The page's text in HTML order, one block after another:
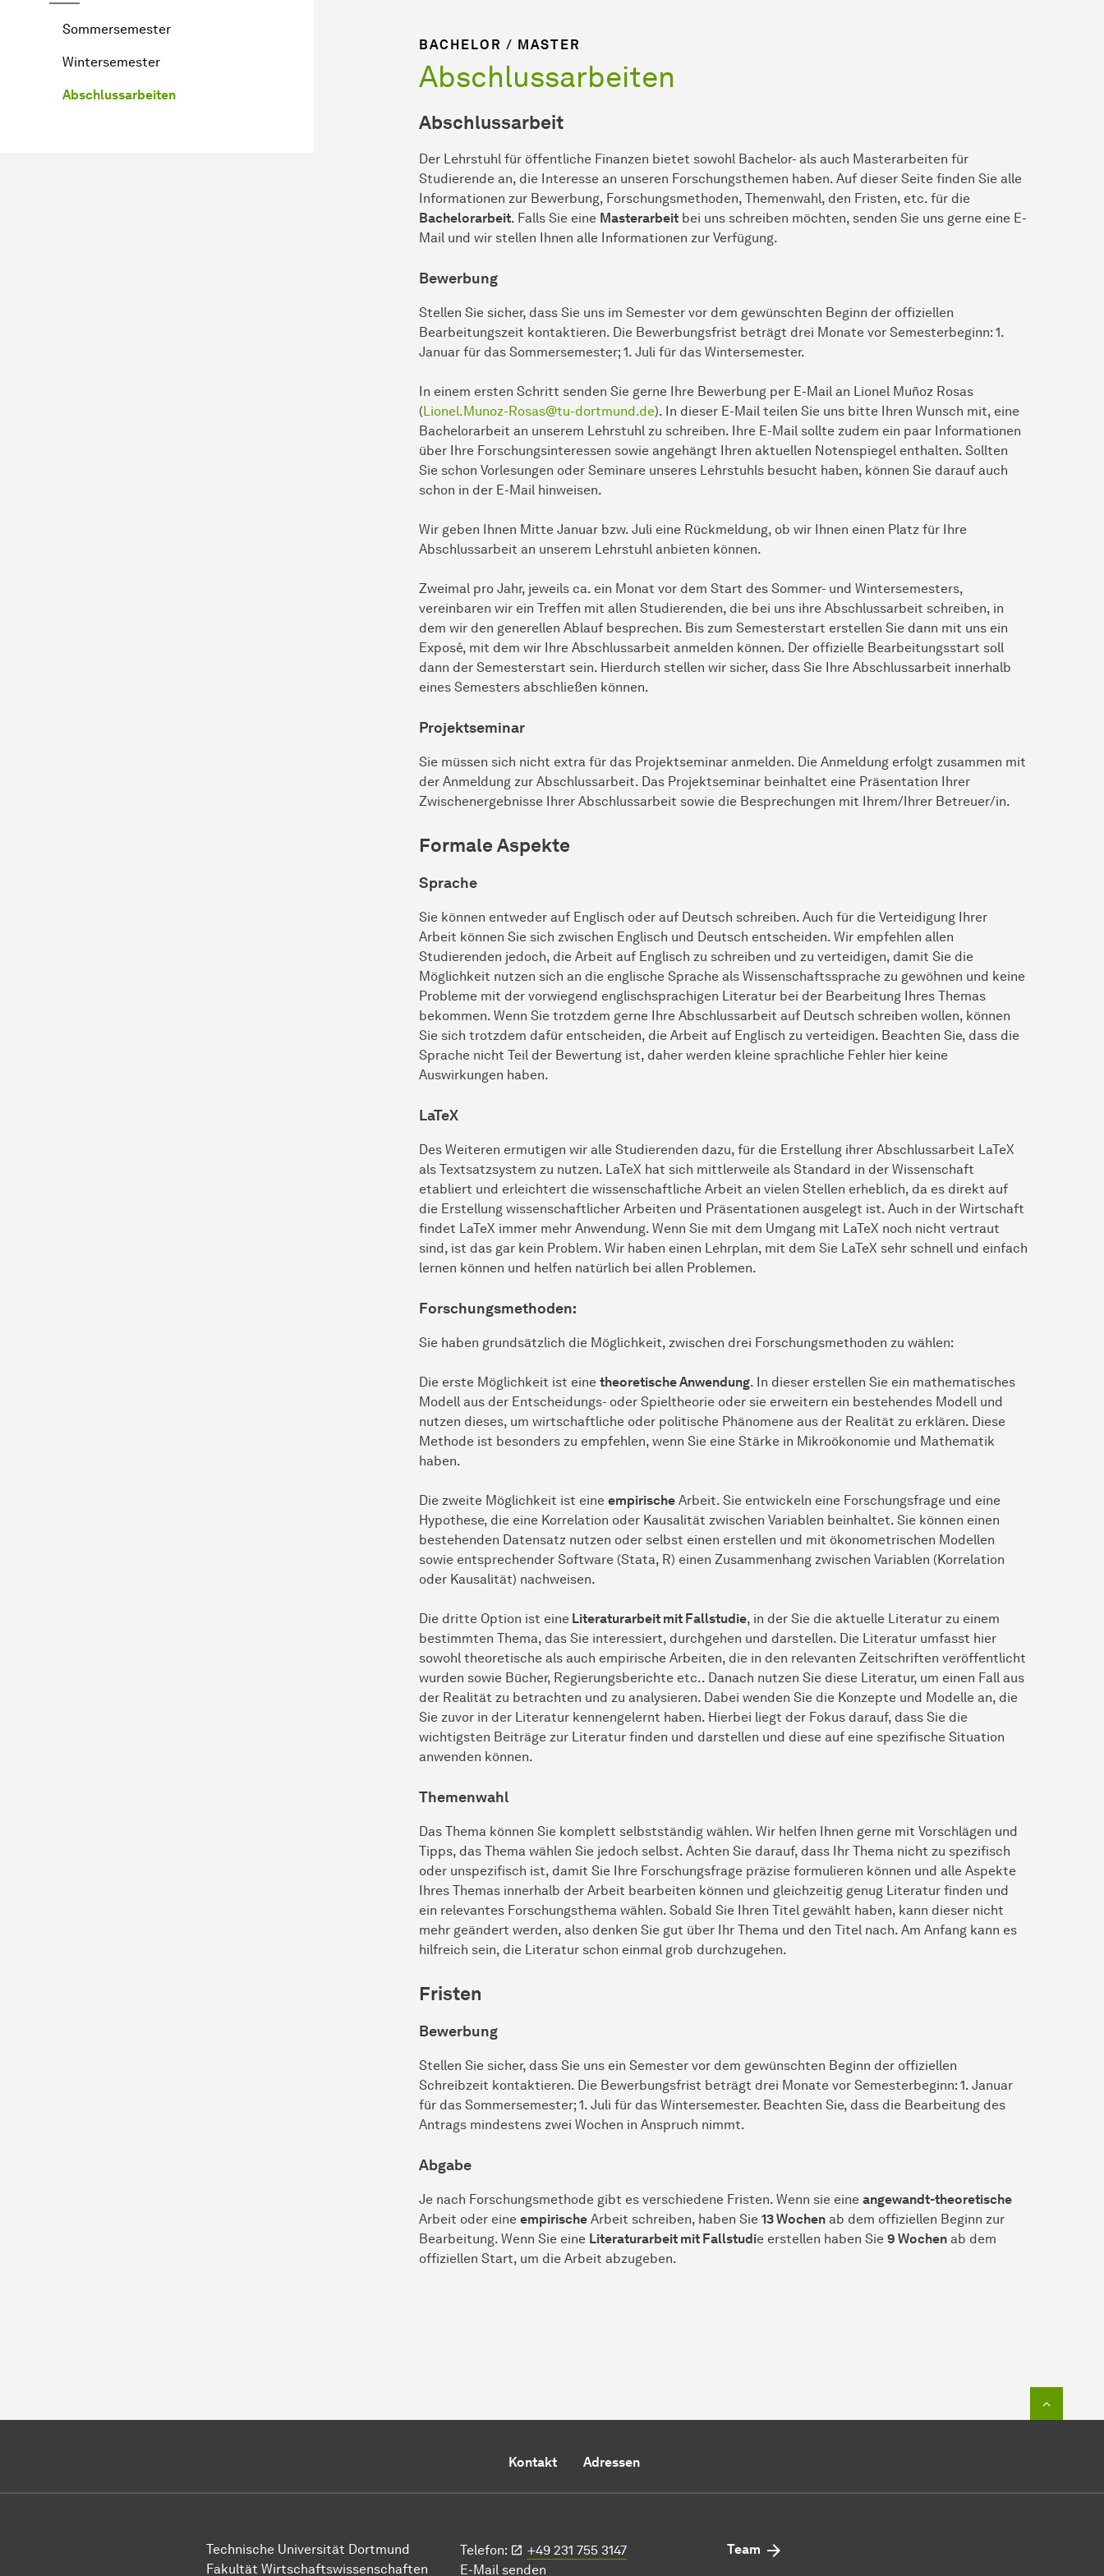
Sommersemester
Wintersemester
Abschlussarbeiten
BACHELOR / MASTER
Abschlussarbeiten
Abschlussarbeit
Der Lehrstuhl für öffentliche Finanzen bietet sowohl Bachelor- als auch Masterarbeiten für
Studierende an, die Interesse an unseren Forschungsthemen haben. Auf dieser Seite finden Sie alle
Informationen zur Bewerbung, Forschungsmethoden, Themenwahl, den Fristen, etc. für die
Bachelorarbeit. Falls Sie eine Masterarbeit bei uns schreiben möchten, senden Sie uns gerne eine E-
Mail und wir stellen Ihnen alle Informationen zur Verfügung.
Bewerbung
Stellen Sie sicher, dass Sie uns im Semester vor dem gewünschten Beginn der offiziellen
Bearbeitungszeit kontaktieren. Die Bewerbungsfrist beträgt drei Monate vor Semesterbeginn: 1.
Januar für das Sommersemester; 1. Juli für das Wintersemester.
In einem ersten Schritt senden Sie gerne Ihre Bewerbung per E-Mail an Lionel Muñoz Rosas
(Lionel.Munoz-Rosas@tu-dortmund.de). In dieser E-Mail teilen Sie uns bitte Ihren Wunsch mit, eine
Bachelorarbeit an unserem Lehrstuhl zu schreiben. Ihre E-Mail sollte zudem ein paar Informationen
über Ihre Forschungsinteressen sowie angehängt Ihren aktuellen Notenspiegel enthalten. Sollten
Sie schon Vorlesungen oder Seminare unseres Lehrstuhls besucht haben, können Sie darauf auch
schon in der E-Mail hinweisen.
Wir geben Ihnen Mitte Januar bzw. Juli eine Rückmeldung, ob wir Ihnen einen Platz für Ihre
Abschlussarbeit an unserem Lehrstuhl anbieten können.
Zweimal pro Jahr, jeweils ca. ein Monat vor dem Start des Sommer- und Wintersemesters,
vereinbaren wir ein Treffen mit allen Studierenden, die bei uns ihre Abschlussarbeit schreiben, in
dem wir den generellen Ablauf besprechen. Bis zum Semesterstart erstellen Sie dann mit uns ein
Exposé, mit dem wir Ihre Abschlussarbeit anmelden können. Der offizielle Bearbeitungsstart soll
dann der Semesterstart sein. Hierdurch stellen wir sicher, dass Sie Ihre Abschlussarbeit innerhalb
eines Semesters abschließen können.
Projektseminar
Sie müssen sich nicht extra für das Projektseminar anmelden. Die Anmeldung erfolgt zusammen mit
der Anmeldung zur Abschlussarbeit. Das Projektseminar beinhaltet eine Präsentation Ihrer
Zwischenergebnisse Ihrer Abschlussarbeit sowie die Besprechungen mit Ihrem/Ihrer Betreuer/in.
FormaleAspekte
Sprache
Sie können entweder auf Englisch oder auf Deutsch schreiben. Auch für die Verteidigung Ihrer
Arbeit können Sie sich zwischen Englisch und Deutsch entscheiden. Wir empfehlen allen
Studierenden jedoch, die Arbeit auf Englisch zu schreiben und zu verteidigen, damit Sie die
Möglichkeit nutzen sich an die englische Sprache als Wissenschaftssprache zu gewöhnen und keine
Probleme mit der vorwiegend englischsprachigen Literatur bei der Bearbeitung Ihres Themas
bekommen. Wenn Sie trotzdem gerne Ihre Abschlussarbeit auf Deutsch schreiben wollen, können
Sie sich trotzdem dafür entscheiden, die Arbeit auf Englisch zu verteidigen. Beachten Sie, dass die
Sprache nicht Teil der Bewertung ist, daher werden kleine sprachliche Fehler hier keine
Auswirkungen haben.
LaTeX
Des Weiteren ermutigen wir alle Studierenden dazu, für die Erstellung ihrer Abschlussarbeit LaTeX
als Textsatzsystem zu nutzen. LaTeX hat sich mittlerweile als Standard in der Wissenschaft
etabliert und erleichtert die wissenschaftliche Arbeit an vielen Stellen erheblich, da es direkt auf
die Erstellung wissenschaftlicher Arbeiten und Präsentationen ausgelegt ist. Auch in der Wirtschaft
findet LaTeX immer mehr Anwendung. Wenn Sie mit dem Umgang mit LaTeX noch nicht vertraut
sind, ist das gar kein Problem. Wir haben einen Lehrplan, mit dem Sie LaTeX sehr schnell und einfach
lernen können und helfen natürlich bei allen Problemen.
Forschungsmethoden:
Sie haben grundsätzlich die Möglichkeit, zwischen drei Forschungsmethoden zu wählen:
Die erste Möglichkeit ist eine theoretische Anwendung. In dieser erstellen Sie ein mathematisches
Modell aus der Entscheidungs- oder Spieltheorie oder sie erweitern ein bestehendes Modell und
nutzen dieses, um wirtschaftliche oder politische Phänomene aus der Realität zu erklären. Diese
Methode ist besonders zu empfehlen, wenn Sie eine Stärke in Mikroökonomie und Mathematik
haben.
Die zweite Möglichkeit ist eine empirische Arbeit. Sie entwickeln eine Forschungsfrage und eine
Hypothese, die eine Korrelation oder Kausalität zwischen Variablen beinhaltet. Sie können einen
bestehenden Datensatz nutzen oder selbst einen erstellen und mit ökonometrischen Modellen
sowie entsprechender Software (Stata, R) einen Zusammenhang zwischen Variablen (Korrelation
oder Kausalität) nachweisen.
Die dritte Option ist eine Literaturarbeit mit Fallstudie, in der Sie die aktuelle Literatur zu einem
bestimmten Thema, das Sie interessiert, durchgehen und darstellen. Die Literatur umfasst hier
sowohl theoretische als auch empirische Arbeiten, die in den relevanten Zeitschriften veröffentlicht
wurden sowie Bücher, Regierungsberichte etc.. Danach nutzen Sie diese Literatur, um einen Fall aus
der Realität zu betrachten und zu analysieren. Dabei wenden Sie die Konzepte und Modelle an, die
Sie zuvor in der Literatur kennengelernt haben. Hierbei liegt der Fokus darauf, dass Sie die
wichtigsten Beiträge zur Literatur finden und darstellen und diese auf eine spezifische Situation
anwenden können.
Themenwahl
Das Thema können Sie komplett selbstständig wählen. Wir helfen Ihnen gerne mit Vorschlägen und
Tipps, das Thema wählen Sie jedoch selbst. Achten Sie darauf, dass Ihr Thema nicht zu spezifisch
oder unspezifisch ist, damit Sie Ihre Forschungsfrage präzise formulieren können und alle Aspekte
Ihres Themas innerhalb der Arbeit bearbeiten können und gleichzeitig genug Literatur finden und
ein relevantes Forschungsthema wählen. Sobald Sie Ihren Titel gewählt haben, kann dieser nicht
mehr geändert werden, also denken Sie gut über Ihr Thema und den Titel nach. Am Anfang kann es
hilfreich sein, die Literatur schon einmal grob durchzugehen.
Fristen
Bewerbung
Stellen Sie sicher, dass Sie uns ein Semester vor dem gewünschten Beginn der offiziellen
Schreibzeit kontaktieren. Die Bewerbungsfrist beträgt drei Monate vor Semesterbeginn: 1. Januar
für das Sommersemester; 1. Juli für das Wintersemester. Beachten Sie, dass die Bearbeitung des
Antrags mindestens zwei Wochen in Anspruch nimmt.
Abgabe
Je nach Forschungsmethode gibt es verschiedene Fristen. Wenn sie eine angewandt-theoretische
Arbeit oder eine empirische Arbeit schreiben, haben Sie 13 Wochen ab dem offiziellen Beginn zur
Bearbeitung. Wenn Sie eine Literaturarbeit mit Fallstudie erstellen haben Sie 9 Wochen ab dem
offiziellen Start, um die Arbeit abzugeben.
Kontakt Adressen
Technische Uni­ver­si­tät Dort­mund
Fakultät Wirtschafts­wissen­schaften
Telefon:
+49 231 755 3147
E-Mail senden
Team